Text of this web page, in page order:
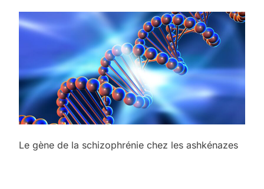
Le gène de la schizophrénie chez les ashkénazes